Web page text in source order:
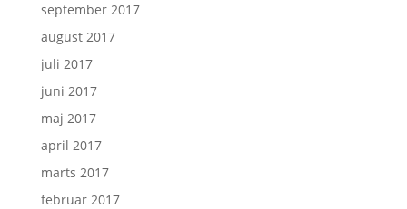
september 2017
august 2017
juli 2017
juni 2017
maj 2017
april 2017
marts 2017
februar 2017